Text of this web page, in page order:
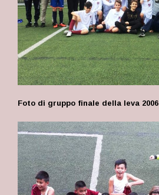
Foto di gruppo finale della leva 2006